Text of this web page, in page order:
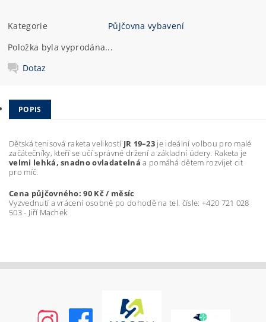
Kategorie
Půjčovna vybavení
Položka byla vyprodána...
Dotaz
POPIS
Dětská tenisová raketa velikostí JR 19–23 je ideální volbou pro malé
začátečníky, kteří se učí správné držení a základní údery. Raketa je
velmi lehká, snadno ovladatelná a pomáhá dětem rozvíjet cit
pro míč.
Cena půjčovného: 90 Kč / měsíc
Vyzvednutí a vrácení osobně po dohodě na tel. čísle: +420 721 028
503 - Jiří Machek